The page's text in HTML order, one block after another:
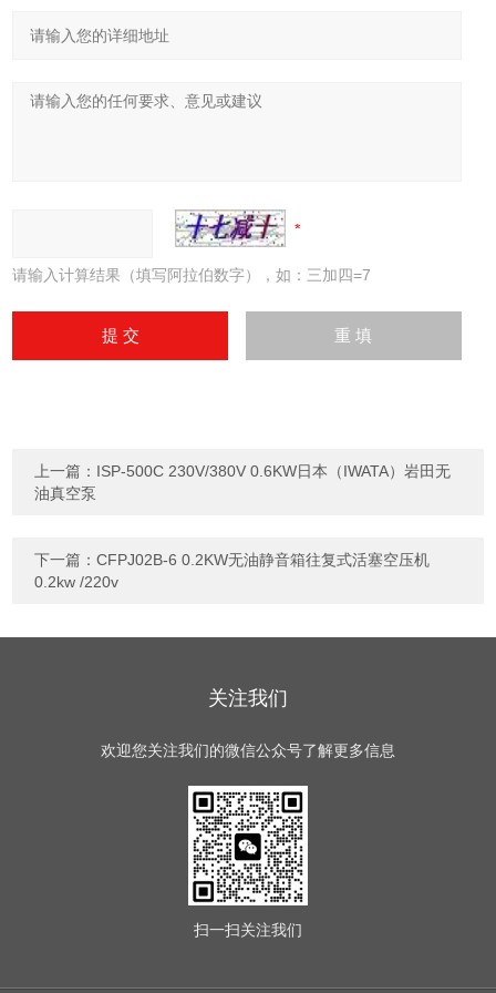
请输入计算结果（填写阿拉伯数字），如：三加四=7
上一篇： ISP-500C 230V/380V 0.6KW日本（IWATA）岩田无
油真空泵
下一篇：CFPJ02B-6 0.2KW无油静音箱往复式活塞空压机
0.2kw /220v
关注我们
欢迎您关注我们的微信公众号了解更多信息
扫一扫关注我们